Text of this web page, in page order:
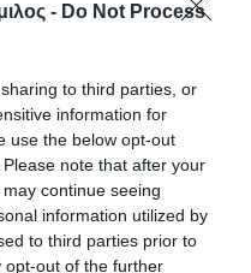
- Do Not Process
to third parties, or
information for
use the below opt-out
note that after your
continue seeing
information utilized by
to third parties prior to
opt-out of the further